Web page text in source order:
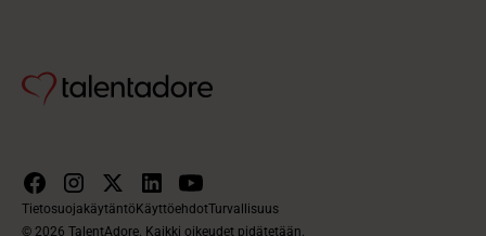
TietosuojakäytäntöKäyttöehdotTurvallisuus
© 2026 TalentAdore. Kaikki oikeudet pidätetään.